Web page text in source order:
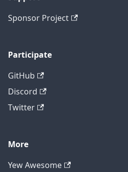
Sponsor Project
Participate
GitHub
Discord
Twitter
More
Yew Awesome